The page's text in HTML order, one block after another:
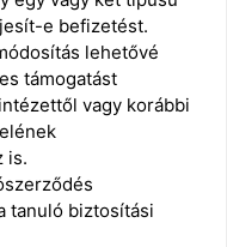
e befizetést.
lehetővé
támogatást
vagy korábbi
is.
tanuló biztosítási